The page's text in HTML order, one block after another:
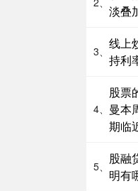
淡叠
3、
线上
持利
4、
股票
曼本
期临
5、
股融
明有